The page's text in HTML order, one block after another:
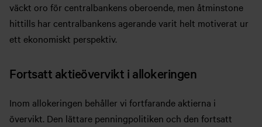
väckt oro för centralbankens oberoende, men åtminstone
hittills har centralbankens agerande varit helt motiverat ur
ett ekonomiskt perspektiv.
Fortsatt aktieövervikt i allokeringen
Inom allokeringen behåller vi fortfarande aktierna i
övervikt. Den lättare penningpolitiken och den fortsatt